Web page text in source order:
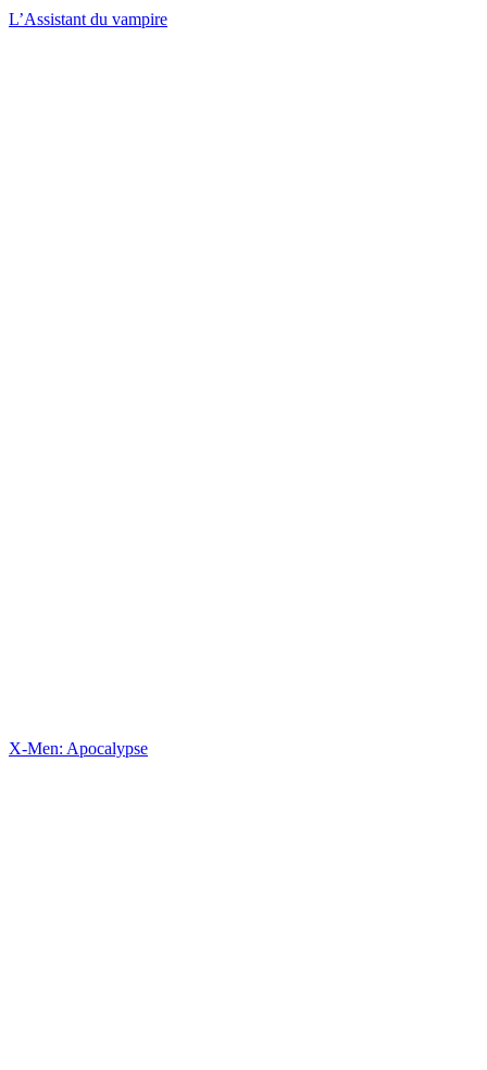
L’Assistant du vampire
X-Men: Apocalypse